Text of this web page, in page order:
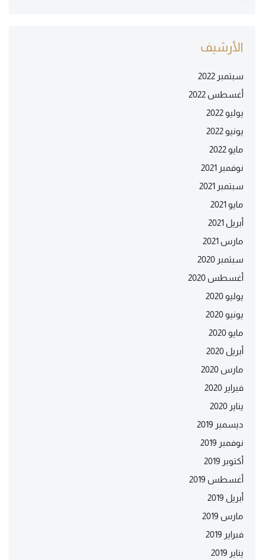
الأرشيف
سبتمبر 2022
أغسطس 2022
يوليو 2022
يونيو 2022
مايو 2022
نوفمبر 2021
سبتمبر 2021
مايو 2021
أبريل 2021
مارس 2021
سبتمبر 2020
أغسطس 2020
يوليو 2020
يونيو 2020
مايو 2020
أبريل 2020
مارس 2020
فبراير 2020
يناير 2020
ديسمبر 2019
نوفمبر 2019
أكتوبر 2019
أغسطس 2019
أبريل 2019
مارس 2019
فبراير 2019
يناير 2019